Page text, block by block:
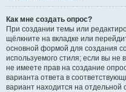
Как мне создать опрос?
При создании темы или
щёлкните на вкладке или
основной формой для создания
используемого стиля; если вы не
не имеете прав на создание
варианта ответа в
вариант находится на отдельной